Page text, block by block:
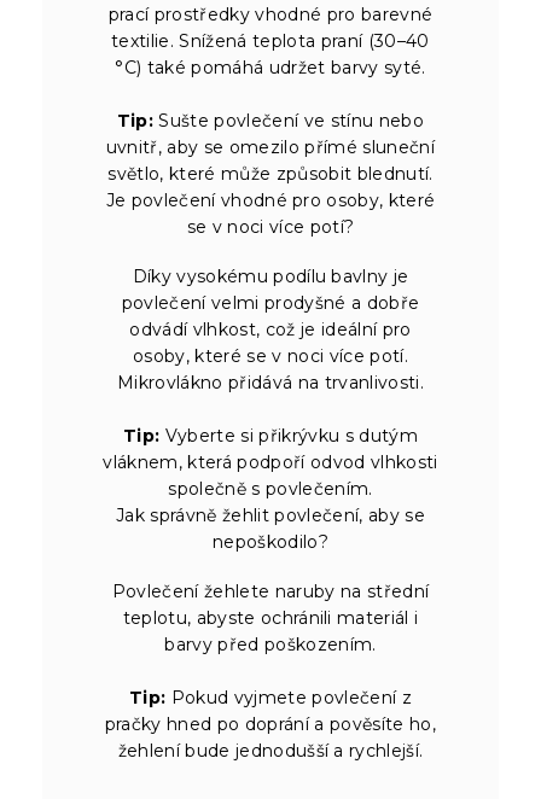
prací prostředky vhodné pro barevné
textilie. Snížená teplota praní (30–40
°C) také pomáhá udržet barvy syté.
Tip: Sušte povlečení ve stínu nebo
uvnitř, aby se omezilo přímé sluneční
světlo, které může způsobit blednutí.
Je povlečení vhodné pro osoby, které
se v noci více potí?
Díky vysokému podílu bavlny je
povlečení velmi prodyšné a dobře
odvádí vlhkost, což je ideální pro
osoby, které se v noci více potí.
Mikrovlákno přidává na trvanlivosti.
Tip: Vyberte si přikrývku s dutým
vláknem, která podpoří odvod vlhkosti
společně s povlečením.
Jak správně žehlit povlečení, aby se
nepoškodilo?
Povlečení žehlete naruby na střední
teplotu, abyste ochránili materiál i
barvy před poškozením.
Tip: Pokud vyjmete povlečení z
pračky hned po doprání a pověsíte ho,
žehlení bude jednodušší a rychlejší.